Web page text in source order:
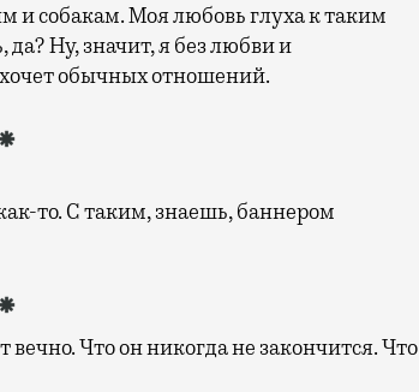
и собакам. Моя любовь глуха к таким
Ну, значит, я без любви и
обычных отношений.
то. С таким, знаешь, баннером
Что он никогда не закончится. Что